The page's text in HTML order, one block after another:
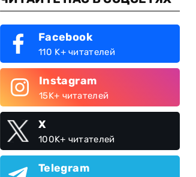
Facebook
110 K+ читателей
Instagram
15K+ читателей
X
100K+ читателей
Telegram